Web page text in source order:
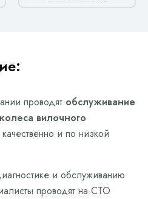
проводят обслуживание
вилочного
качественно и по низкой
и обслуживанию
проводят на СТО